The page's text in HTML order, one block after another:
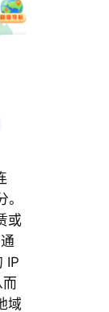
或
IP
域